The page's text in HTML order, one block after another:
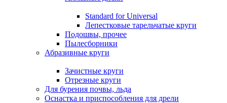
Standard for Universal
Лепестковые тарельчатые круги
Подошвы, прочее
Пылесборники
Абразивные круги
Зачистные круги
Отрезные круги
Для бурения почвы, льда
Оснастка и приспособления для дрели